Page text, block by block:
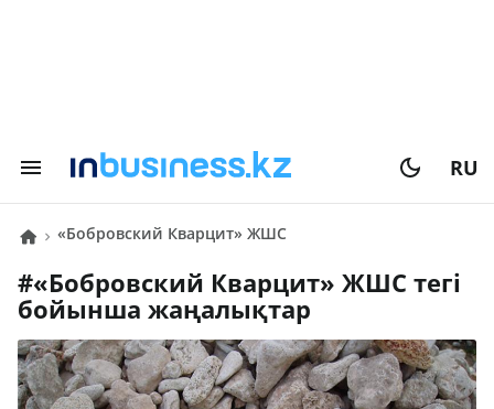
RU
«Бобровский Кварцит» ЖШС
# «Бобровский Кварцит» ЖШС тегі
бойынша жаңалықтар